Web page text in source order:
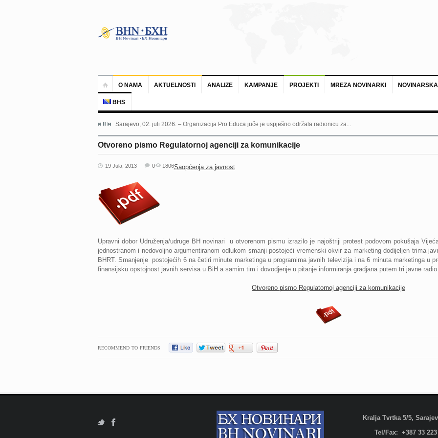
O NAMA AKTUELNOSTI ANALIZE KAMPANJE PROJEKTI MREZA NOVINARKI
BHS
Sarajevo, 02. juli 2026. – Organizacija Pro Educa juče je uspješno održala radionicu za...
Otvoreno pismo Regulatornoj agenciji za komunikacije
19 Jula, 2013 Saopćenja za javnost
0 1806
Upravni dobor Udruženja/udruge BH novinari
u otvorenom pismu izrazilo je najoštriji protest podovom pokušaja
jednostranom i nedovoljno argumentiranom odlukom smanji postojeći vremenski okvir za marketing dodijeljen trima
BHRT. Smanjenje
postojećih 6 na četiri minute marketinga u programima javnih televizija i na 6 minuta marketinga u
finansijsku opstojnost javnih servisa u BiH a samim tim i dovodjenje u pitanje informiranja gradjana putem tri javne
Otvoreno pismo Regulatornoj agenciji za komunikacije
RECOMMEND TO FRIENDS
Kralja Tvrtka 5/5,
Tel/Fax: +387 33